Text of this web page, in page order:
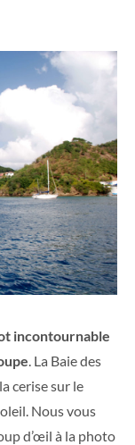
incontournable
. La Baie des
cerise sur le
Nous vous
d’œil à la photo